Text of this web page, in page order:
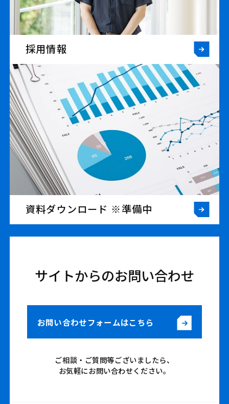
採用情報
資料ダウンロード ※準備中
サイトからのお問い合わせ
お問い合わせフォームはこちら
ご相談・ご質問等ございましたら、
お気軽にお問い合わせください。